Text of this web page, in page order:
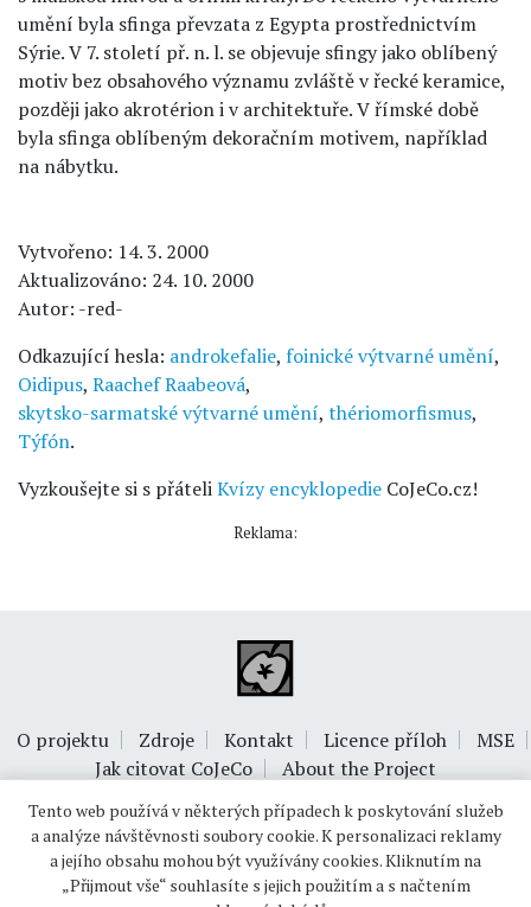
umění byla sfinga převzata z Egypta prostřednictvím
Sýrie. V 7. století př. n. l. se objevuje sfingy jako oblíbený
motiv bez obsahového významu zvláště v řecké keramice,
později jako akrotérion i v architektuře. V římské době
byla sfinga oblíbeným dekoračním motivem, například
na nábytku.
Vytvořeno: 14. 3. 2000
Aktualizováno: 24. 10. 2000
Autor: -red-
Odkazující hesla: androkefalie, foinické výtvarné umění,
Oidipus, Raachef Raabeová,
skytsko-sarmatské výtvarné umění, thériomorfismus,
Týfón.
Vyzkoušejte si s přáteliKvízy encyklopedie CoJeCo.cz!
Reklama:
O projektu Zdroje Kontakt Licence příloh
MSE
Jak citovat CoJeCo
About the Project
Tento web používá v některých případech k poskytování služeb
a analýze návštěvnosti soubory cookie. K personalizaci reklamy
a jejího obsahu mohou být využívány cookies. Kliknutím na
„Přijmout vše“ souhlasíte s jejich použitím a s načtením